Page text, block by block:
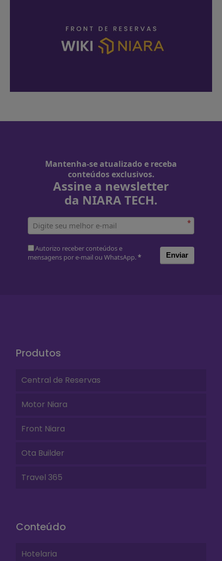
Mantenha-se atualizado e receba
conteúdos exclusivos.
Assine a newsletter
da NIARA TECH.
*
Autorizo receber conteúdos e
mensagens por e-mail ou WhatsApp.* Enviar
Produtos
Central de Reservas
Motor Niara
Front Niara
Ota Builder
Travel 365
Conteúdo
Hotelaria